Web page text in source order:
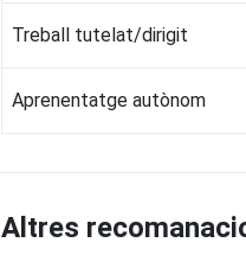
Treball tutelat/dirigit
Aprenentatge autònom
Altres